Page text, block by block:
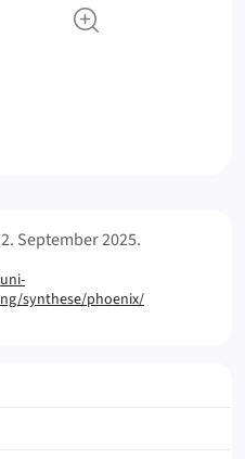
September 2025.
synthese/phoenix/